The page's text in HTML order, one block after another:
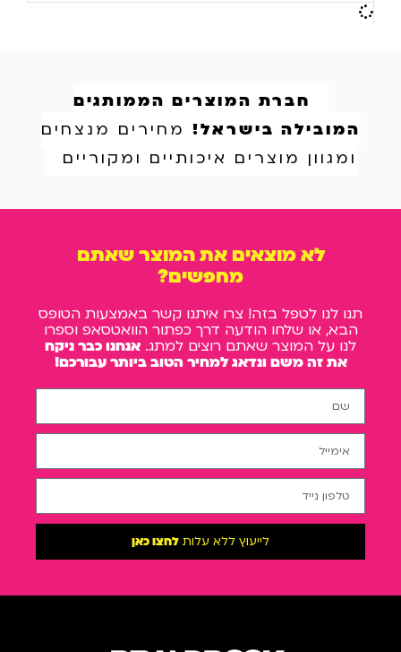
חברת המוצרים הממותגים
המובילה בישראל! מחירים מנצחים
ומגוון מוצרים איכותיים ומקוריים
לא מוצאים את המוצר שאתם
מחפשים?
תנו לנו לטפל בזה! צרו איתנו קשר באמצעות הטופס
הבא, או שלחו הודעה דרך כפתור הוואטסאפ וספרו
לנו על המוצר שאתם רוצים למתג. אנחנו כבר ניקח
את זה משם ונדאג למחיר הטוב ביותר עבורכם!
לייעוץ ללא עלות לחצו כאן